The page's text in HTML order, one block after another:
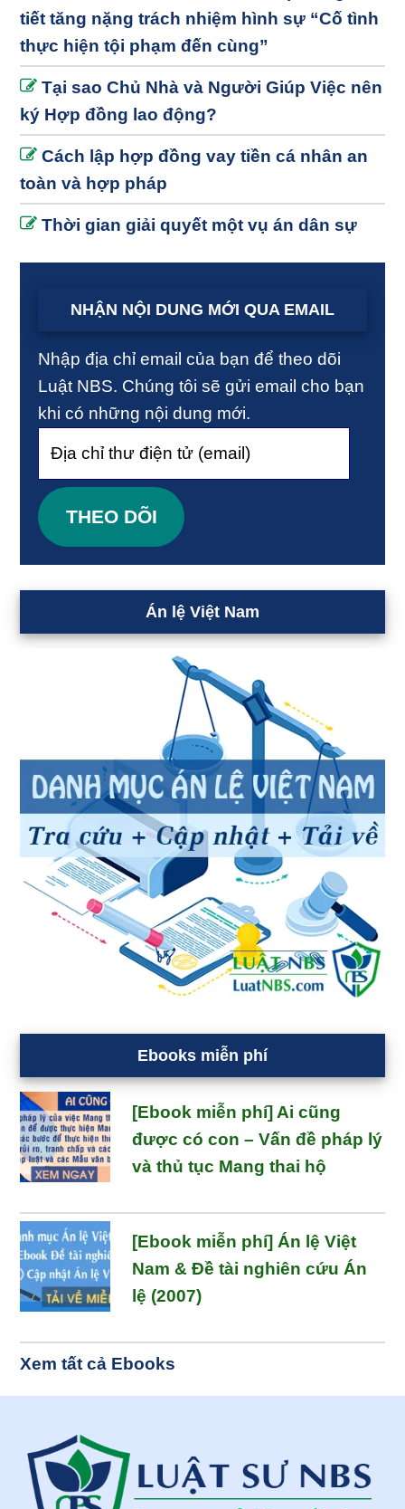
tiết tăng nặng trách nhiệm hình sự “Cố tình
thực hiện tội phạm đến cùng”
Tại sao Chủ Nhà và Người Giúp Việc nên
ký Hợp đồng lao động?
Cách lập hợp đồng vay tiền cá nhân an
toàn và hợp pháp
Thời gian giải quyết một vụ án dân sự
NHẬN NỘI DUNG MỚI QUA EMAIL
Nhập địa chỉ email của bạn để theo dõi
Luật NBS. Chúng tôi sẽ gửi email cho bạn
khi có những nội dung mới.
thư
điện
tử
THEO DÕI
Án lệ Việt Nam
Ebooks miễn phí
[Ebook miễn phí] Ai cũng
được có con – Vấn đề pháp lý
và thủ tục Mang thai hộ
[Ebook miễn phí] Án lệ Việt
Nam & Đề tài nghiên cứu Án
lệ (2007)
Xem tất cả Ebooks
Footer